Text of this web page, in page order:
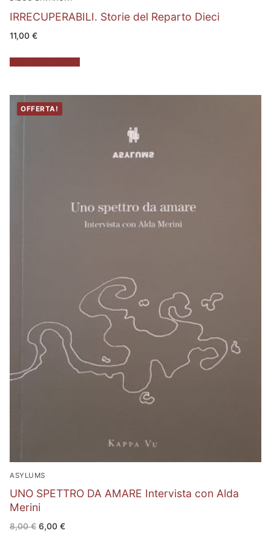
IRRECUPERABILI. Storie del Reparto Dieci
11,00 €
OFFERTA!
ASYLUMS
UNO SPETTRO DA AMARE Intervista con Alda
Merini
8,00€ Il
prezzo
6,00 €Il